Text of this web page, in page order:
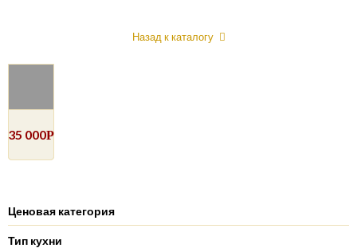
Назад к каталогу
35 000Р
Ценовая категория
Тип кухни